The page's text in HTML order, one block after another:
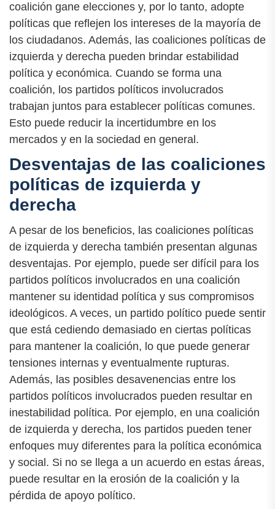
coalición gane elecciones y, por lo tanto, adopte
políticas que reflejen los intereses de la mayoría de
los ciudadanos. Además, las coaliciones políticas de
izquierda y derecha pueden brindar estabilidad
política y económica. Cuando se forma una
coalición, los partidos políticos involucrados
trabajan juntos para establecer políticas comunes.
Esto puede reducir la incertidumbre en los
mercados y en la sociedad en general.
Desventajas de las coaliciones
políticas de izquierda y
derecha
A pesar de los beneficios, las coaliciones políticas
de izquierda y derecha también presentan algunas
desventajas. Por ejemplo, puede ser difícil para los
partidos políticos involucrados en una coalición
mantener su identidad política y sus compromisos
ideológicos. A veces, un partido político puede sentir
que está cediendo demasiado en ciertas políticas
para mantener la coalición, lo que puede generar
tensiones internas y eventualmente rupturas.
Además, las posibles desavenencias entre los
partidos políticos involucrados pueden resultar en
inestabilidad política. Por ejemplo, en una coalición
de izquierda y derecha, los partidos pueden tener
enfoques muy diferentes para la política económica
y social. Si no se llega a un acuerdo en estas áreas,
puede resultar en la erosión de la coalición y la
pérdida de apoyo político.